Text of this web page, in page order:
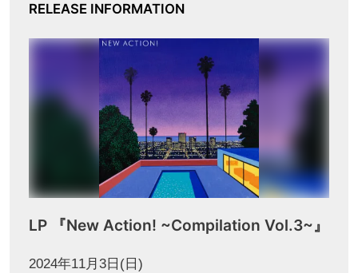
RELEASE INFORMATION
LP 『New Action! ~Compilation Vol.3~』
2024年11月3日(日)